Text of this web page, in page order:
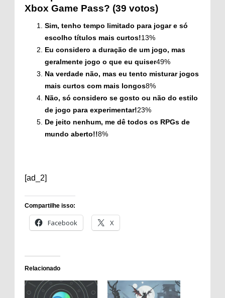
Xbox Game Pass? (39 votos)
Sim, tenho tempo limitado para jogar e só
escolho títulos mais curtos!13%
Eu considero a duração de um jogo, mas
geralmente jogo o que eu quiser49%
Na verdade não, mas eu tento misturar jogos
mais curtos com mais longos8%
Não, só considero se gosto ou não do estilo
de jogo para experimentar!23%
De jeito nenhum, me dê todos os RPGs de
mundo aberto!!8%
[ad_2]
Compartilhe isso:
Facebook X
Relacionado